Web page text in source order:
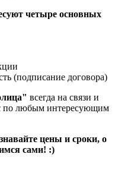
четыре основных
(подписание договора)
всегда на связи и
по любым интересующим
цены и сроки, о
сами! :)